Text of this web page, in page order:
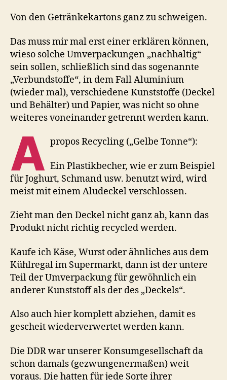
Von den Getränkekartons ganz zu schweigen.
Das muss mir mal erst einer erklären können,
wieso solche Umverpackungen „nachhaltig“
sein sollen, schließlich sind das sogenannte
„Verbundstoffe“, in dem Fall Aluminium
(wieder mal), verschiedene Kunststoffe (Deckel
und Behälter) und Papier, was nicht so ohne
weiteres voneinander getrennt werden kann.
A propos Recycling („Gelbe Tonne“):
Ein Plastikbecher, wie er zum Beispiel
für Joghurt, Schmand usw. benutzt wird, wird
meist mit einem Aludeckel verschlossen.
Zieht man den Deckel nicht ganz ab, kann das
Produkt nicht richtig recycled werden.
Kaufe ich Käse, Wurst oder ähnliches aus dem
Kühlregal im Supermarkt, dann ist der untere
Teil der Umverpackung für gewöhnlich ein
anderer Kunststoff als der des „Deckels“.
Also auch hier komplett abziehen, damit es
gescheit wiederverwertet werden kann.
Die DDR war unserer Konsumgesellschaft da
schon damals (gezwungenermaßen) weit
voraus. Die hatten für jede Sorte ihrer